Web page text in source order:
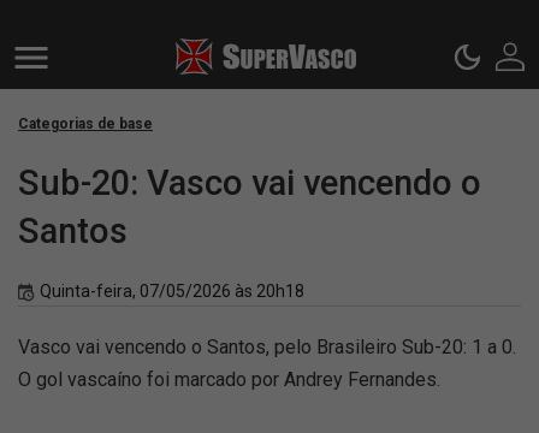
Categorias de base
Sub-20: Vasco vai vencendo o
Santos
Quinta-feira, 07/05/2026 às 20h18
Vasco vai vencendo o Santos, pelo Brasileiro Sub-20: 1 a 0.
O gol vascaíno foi marcado por Andrey Fernandes.